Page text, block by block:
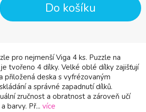
pro nejmenší Viga 4 ks. Puzzle na
tvořeno 4 dílky. Velké oblé dílky zajišťují
přiložená deska s vyfrézovaným
a správné zapadnutí dílků.
zručnost a obratnost a zároveň učí
barvy. Př... více
Do košíku